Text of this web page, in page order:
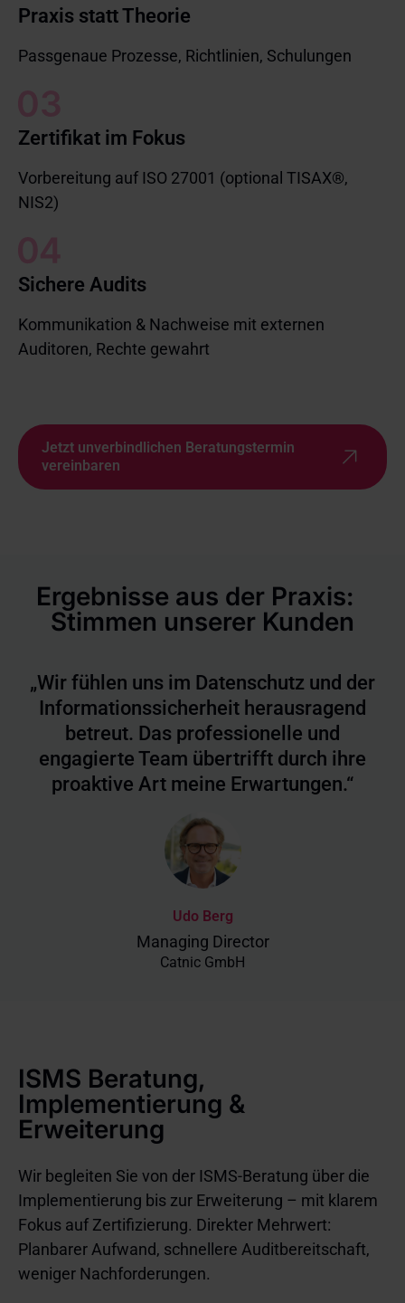
Praxis statt Theorie
Passgenaue Prozesse, Richtlinien, Schulungen
Zertifikat im Fokus
Vorbereitung auf ISO 27001 (optional TISAX®,
NIS2)
Sichere Audits
Kommunikation & Nachweise mit externen
Auditoren, Rechte gewahrt
Jetzt unverbindlichen Beratungstermin
vereinbaren
Ergebnisse aus der Praxis:
Stimmen unserer Kunden
„Wir fühlen uns im Datenschutz und der
Informationssicherheit herausragend
betreut. Das professionelle und
engagierte Team übertrifft durch ihre
proaktive Art meine Erwartungen.“
Udo Berg
Managing Director
Catnic GmbH
ISMS Beratung,
Implementierung &
Erweiterung
Wir begleiten Sie von der ISMS-Beratung über die
Implementierung bis zur Erweiterung – mit klarem
Fokus auf Zertifizierung. Direkter Mehrwert:
Planbarer Aufwand, schnellere Auditbereitschaft,
weniger Nachforderungen.